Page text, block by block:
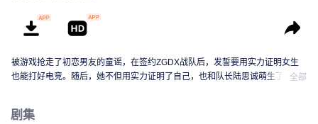
被游戏抢走了初恋男友的童谣，在签约ZGDX战队后，发誓要用实力证明女生
也能打好电竞。随后，她不但用实力证明了自己，也和队长陆思诚萌生了感全部
剧集